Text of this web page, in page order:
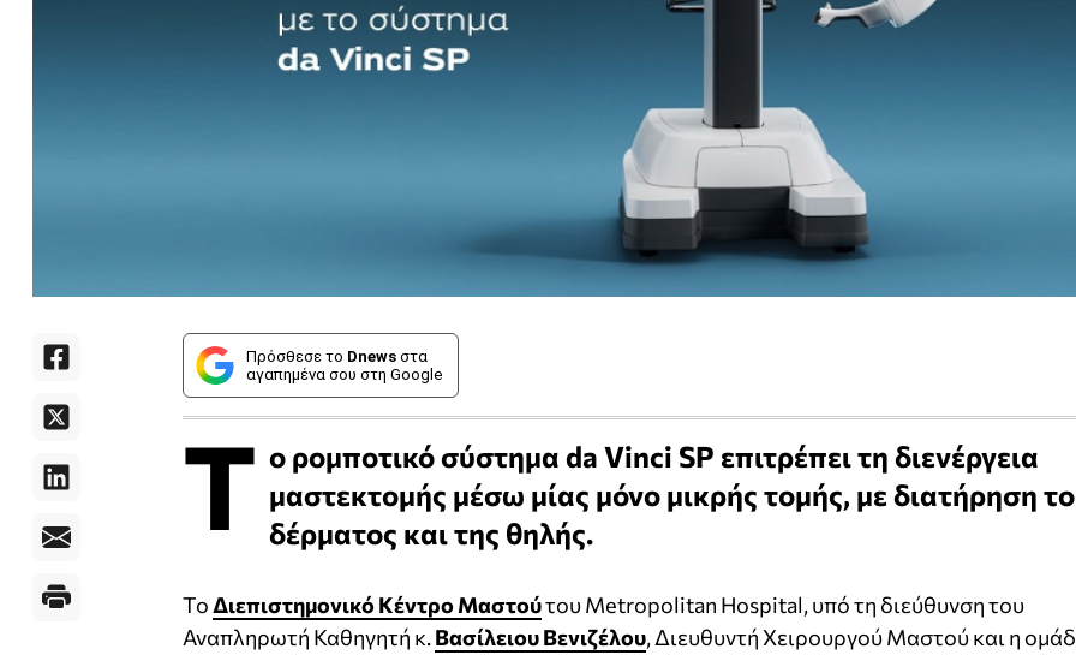
Πρόσθεσε το Dnews στα
αγαπημένα σου στη Google
Τ ο ρομποτικό σύστημα da Vinci SP επιτρέπει τη διενέργεια
μαστεκτομής μέσω μίας μόνο μικρής τομής, με διατήρηση
δέρματος και της θηλής.
ΤοΔιεπιστημονικό Κέντρο Μαστούτου Metropolitan Hospital, υπό τη διεύθυνση του
Αναπληρωτή Καθηγητή κ.Βασίλειου Βενιζέλου, Διευθυντή Χειρουργού Μαστού και η